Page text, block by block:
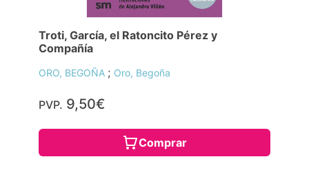
Troti, García, el Ratoncito Pérez y
Compañía
ORO, BEGOÑA ; Oro, Begoña
PVP. 9,50€
Comprar